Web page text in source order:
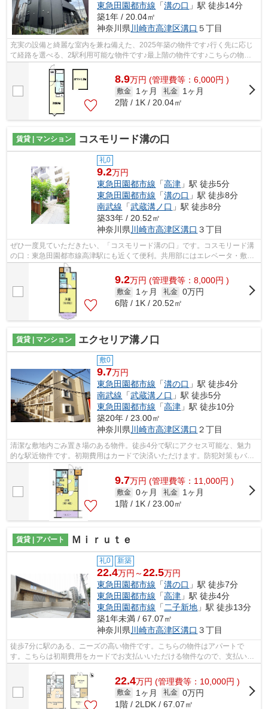
東急田園都市線 「溝の口 」駅 徒歩14分
築1年 / 20.04㎡
神奈川県川崎市高津区溝口 ５丁目
充実の設備と綺麗な室内を兼ね備えた、2025年築の物件です♪行く先に応じ
て経路を選べる、2駅利用可能な物件です♪最上階の物件です♪こちらの物件
はアパートです♪丁寧かつ迅速な対応がモ...
8.9万円 (管理費等：6,000円 )
敷金 1ヶ月 礼金
1ヶ月
2階 / 1K / 20.04㎡
賃貸 | マンション コスモリード溝の口
礼0
9.2万円
東急田園都市線 「高津 」駅 徒歩5分
東急田園都市線 「溝の口 」駅 徒歩8分
南武線 「武蔵溝ノ口 」駅 徒歩8分
築33年 / 20.52㎡
神奈川県 川崎市高津区溝口 ３丁目
ぜひ一度見ていただきたい、「コスモリード溝の口」です。コスモリード溝
の口：東急田園都市線高津駅にも近くて便利。共用部にはエレベータ・敷地
内ごみ置き場などが揃っており、とて...
9.2万円 (管理費等：8,000円 )
敷金 1ヶ月 礼金 0万円
6階 / 1K / 20.52㎡
賃貸 | マンション エクセリア溝ノ口
敷0
9.7万円
東急田園都市線 「溝の口 」駅 徒歩4分
南武線 「武蔵溝ノ口 」駅 徒歩5分
東急田園都市線 「高津 」駅 徒歩10分
築20年 / 23.00㎡
神奈川県川崎市高津区溝口 ２丁目
清潔な敷地内ごみ置き場のある物件。徒歩4分で駅にアクセス可能な、魅力
的な駅近物件です。初期費用はカードで決済いただけます。防犯対策もバッ
チリなマンションタイプの物件です。東...
9.7万円 (管理費等：11,000円 )
敷金 0ヶ月 礼金
1ヶ月
1階 / 1K / 23.00㎡
賃貸 | アパート Ｍｉｒｕｔｅ
礼0 新築
22.4万円～22.5万円
東急田園都市線 「溝の口 」駅 徒歩7分
東急田園都市線 「高津 」駅 徒歩4分
東急田園都市線 「二子新地 」駅 徒歩13分
築1年未満 / 67.07㎡
神奈川県川崎市高津区溝口 ３丁目
徒歩7分に駅のある、ニーズの高い物件です。こちらの物件はアパートで
す。こちらは初期費用をカードでお支払いいただける物件なので、支払い手
22.4万円 (管理費等：10,000円 )
敷金 1ヶ月 礼金 0万円
1階 / 2LDK / 67.07㎡